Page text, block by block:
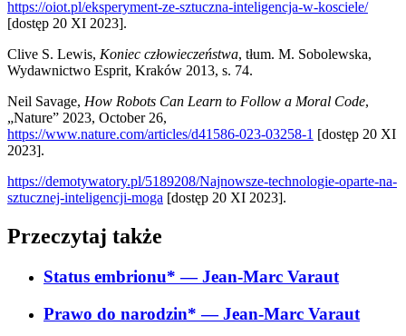
https://oiot.pl/eksperyment-ze-sztuczna-inteligencja-w-kosciele/
[dostęp 20 XI 2023].
Clive S. Lewis, Koniec człowieczeństwa, tłum. M. Sobolewska,
Wydawnictwo Esprit, Kraków 2013, s. 74.
Neil Savage, How Robots Can Learn to Follow a Moral Code,
„Nature” 2023, October 26,
https://www.nature.com/articles/d41586-023-03258-1 [dostęp 20 XI
2023].
https://demotywatory.pl/5189208/Najnowsze-technologie-oparte-na-
sztucznej-inteligencji-moga [dostęp 20 XI 2023].
Przeczytaj także
Status embrionu*— Jean-Marc Varaut
Prawo do narodzin*— Jean-Marc Varaut